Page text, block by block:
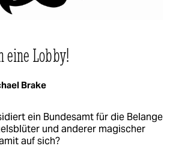
eine Lobby!
Brake
ein Bundesamt für die Belange
und anderer magischer
auf sich?